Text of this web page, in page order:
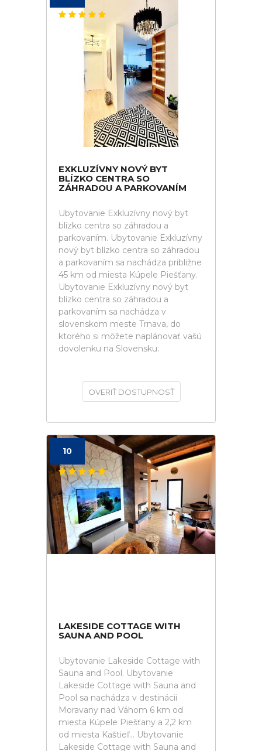
EXKLUZÍVNY NOVÝ BYT
BLÍZKO CENTRA SO
ZÁHRADOU A PARKOVANÍM
Ubytovanie Exkluzívny nový byt
blízko centra so záhradou a
parkovaním. Ubytovanie Exkluzívny
nový byt blízko centra so záhradou
a parkovaním sa nachádza približne
45 km od miesta Kúpele Piešťany.
Ubytovanie Exkluzívny nový byt
blízko centra so záhradou a
parkovaním sa nachádza v
slovenskom meste Trnava, do
ktorého si môžete naplánovať vašú
dovolenku na Slovensku.
OVERIŤ DOSTUPNOSŤ
10
LAKESIDE COTTAGE WITH
SAUNA AND POOL
Ubytovanie Lakeside Cottage with
Sauna and Pool. Ubytovanie
Lakeside Cottage with Sauna and
Pool sa nachádza v destinácii
Moravany nad Váhom 6 km od
miesta Kúpele Piešťany a 2,2 km
od miesta Kaštieľ... Ubytovanie
Lakeside Cottage with Sauna and